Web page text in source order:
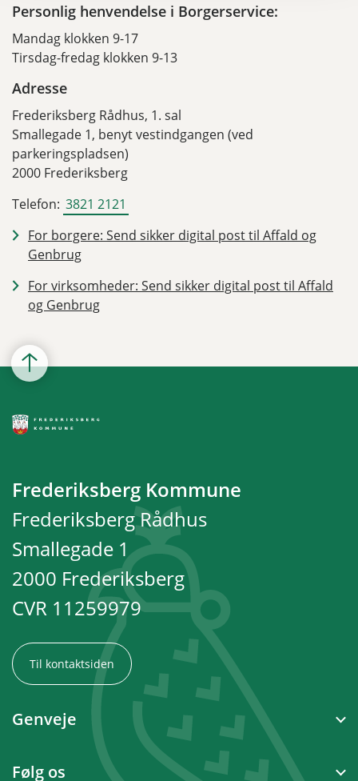
Personlig henvendelse i Borgerservice:
Mandag klokken 9-17
Tirsdag-fredag klokken 9-13
Adresse
Frederiksberg Rådhus, 1. sal
Smallegade 1, benyt vestindgangen (ved
parkeringspladsen)
2000 Frederiksberg
Telefon: 3821 2121
For borgere: Send sikker digital post til Affald og
Genbrug
For virksomheder: Send sikker digital post til Affald
og Genbrug
Frederiksberg Kommune
Frederiksberg Rådhus
Smallegade 1
2000 Frederiksberg
CVR 11259979
Til kontaktsiden
Genveje
Følg os